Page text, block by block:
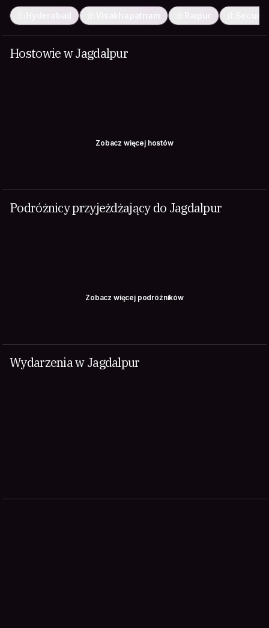
Hyderabad Visakhapatnam Raipur
Hostowie w Jagdalpur
Zobacz więcej hostów
Podróżnicy przyjeżdżający do Jagdalpur
Zobacz więcej podróżników
Wydarzenia w Jagdalpur